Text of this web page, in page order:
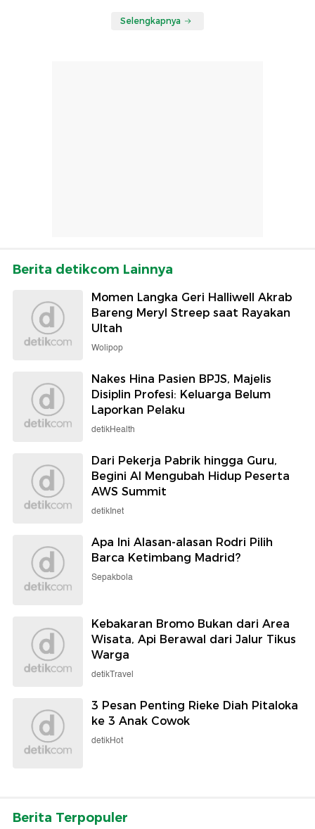
Selengkapnya
Berita detikcom Lainnya
Momen Langka Geri Halliwell Akrab
Bareng Meryl Streep saat Rayakan
Ultah
Wolipop
Nakes Hina Pasien BPJS, Majelis
Disiplin Profesi: Keluarga Belum
Laporkan Pelaku
detikHealth
Dari Pekerja Pabrik hingga Guru,
Begini AI Mengubah Hidup Peserta
AWS Summit
detikInet
Apa Ini Alasan-alasan Rodri Pilih
Barca Ketimbang Madrid?
Sepakbola
Kebakaran Bromo Bukan dari Area
Wisata, Api Berawal dari Jalur Tikus
Warga
detikTravel
3 Pesan Penting Rieke Diah Pitaloka
ke 3 Anak Cowok
detikHot
Berita Terpopuler